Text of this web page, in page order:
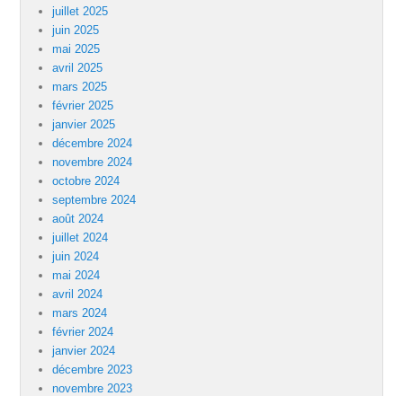
juillet 2025
juin 2025
mai 2025
avril 2025
mars 2025
février 2025
janvier 2025
décembre 2024
novembre 2024
octobre 2024
septembre 2024
août 2024
juillet 2024
juin 2024
mai 2024
avril 2024
mars 2024
février 2024
janvier 2024
décembre 2023
novembre 2023